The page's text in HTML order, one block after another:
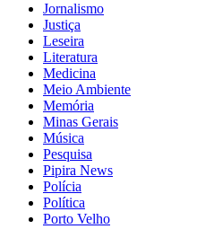
Jornalismo
Justiça
Leseira
Literatura
Medicina
Meio Ambiente
Memória
Minas Gerais
Música
Pesquisa
Pipira News
Polícia
Política
Porto Velho